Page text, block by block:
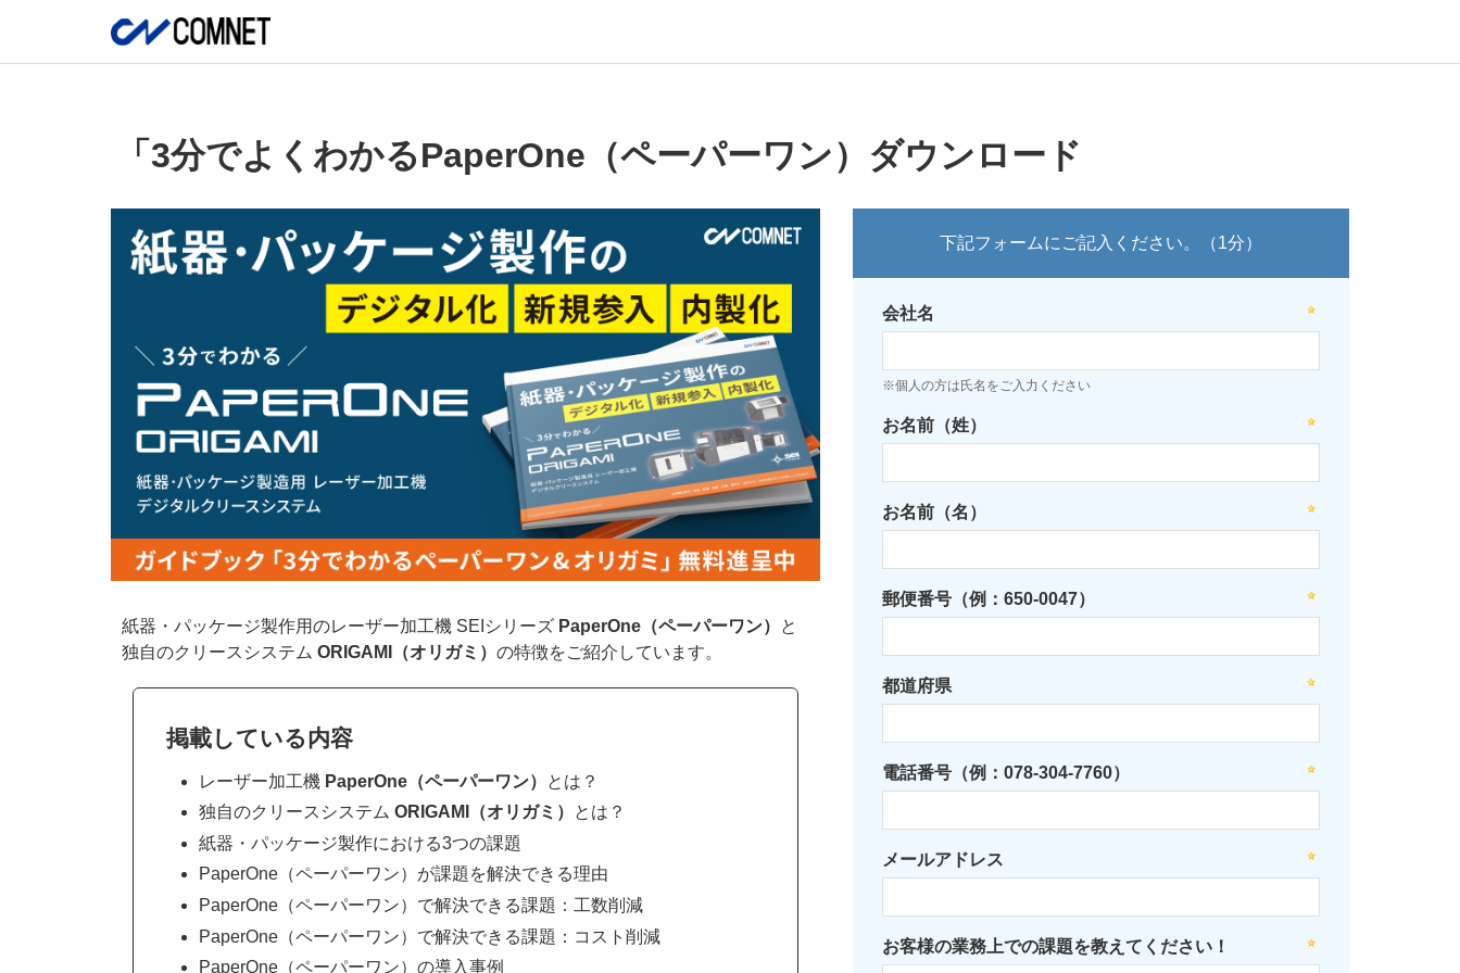
「3分でよくわかるPaperOne（ペーパーワン）ダウンロード
紙器・パッケージ製作用のレーザー加工機 SEIシリーズ PaperOne（ペーパーワン）
と
独自のクリースシステム ORIGAMI（オリガミ） の特徴をご紹介しています。
掲載している内容
レーザー加工機 PaperOne（ペーパーワン）
とは？
独自のクリースシステム ORIGAMI（オリガミ）
とは？
紙器・パッケージ製作における3つの課題
PaperOne（ペーパーワン）が課題を解決できる理由
PaperOne（ペーパーワン）で解決できる課題：工数削減
PaperOne（ペーパーワン）で解決できる課題：コスト削減
PaperOne（ペーパーワン）の導入事例
下記フォームにご記入ください。（1分）
会社名
※個人の方は氏名をご入力ください
お名前（姓）
お名前（名）
郵便番号（例：650-0047）
都道府県
電話番号（例：078-304-7760）
メールアドレス
お客様の業務上での課題を教えてください！